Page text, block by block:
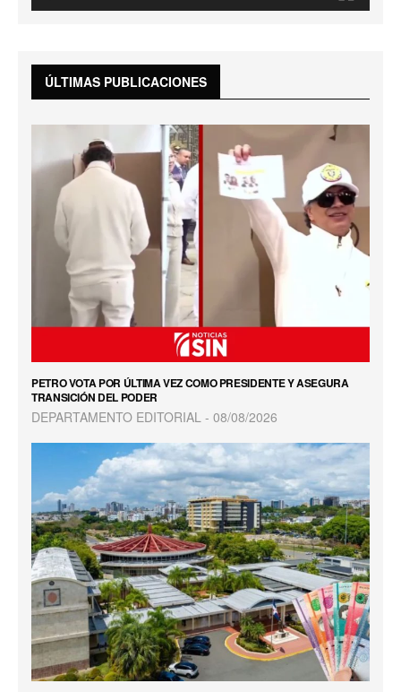
ÚLTIMAS PUBLICACIONES
PETRO VOTA POR ÚLTIMA VEZ COMO PRESIDENTE Y ASEGURA
TRANSICIÓN DEL PODER
DEPARTAMENTO EDITORIAL 08/08/2026